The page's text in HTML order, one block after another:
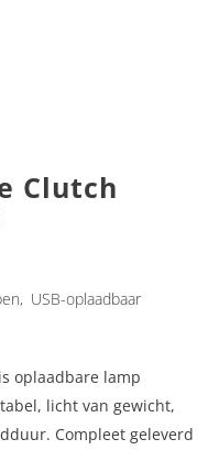
Clutch
, USB-oplaadbaar
oplaadbare lamp
licht van gewicht,
Compleet geleverd